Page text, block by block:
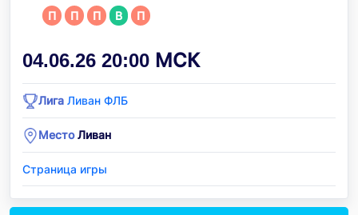
П
П П В П
04.06.26 20:00 МСК
Лига Ливан ФЛБ
МестоЛиван
Страница игры